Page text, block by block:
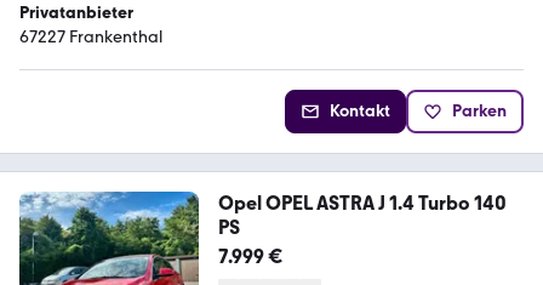
Privatanbieter
67227 Frankenthal
Kontakt Parken
Opel OPEL ASTRA J 1.4 Turbo 140
PS
7.999 €